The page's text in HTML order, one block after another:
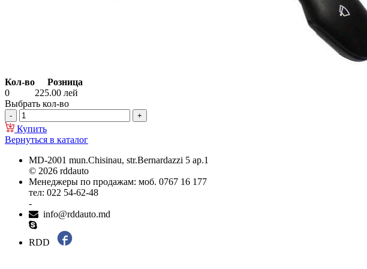
Кол-во
Розница
0
225.00 лей
Выбрать кол-во
Купить
Вернуться в каталог
MD-2001 mun.Chisinau, str.Bernardazzi 5 ap.1
© 2026 rddauto
Менеджеры по продажам: моб. 0767 16 177
тел: 022 54-62-48
-
info@rddauto.md
RDD